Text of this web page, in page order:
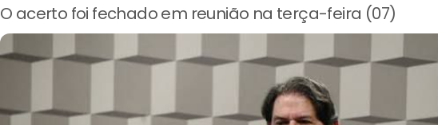
O acerto foi fechado em reunião na terça-feira (07)